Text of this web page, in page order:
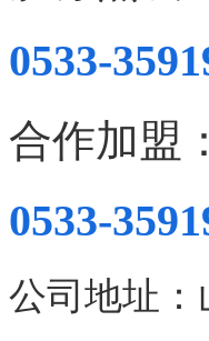
0533-
合作加盟：
0533-
公司地址：